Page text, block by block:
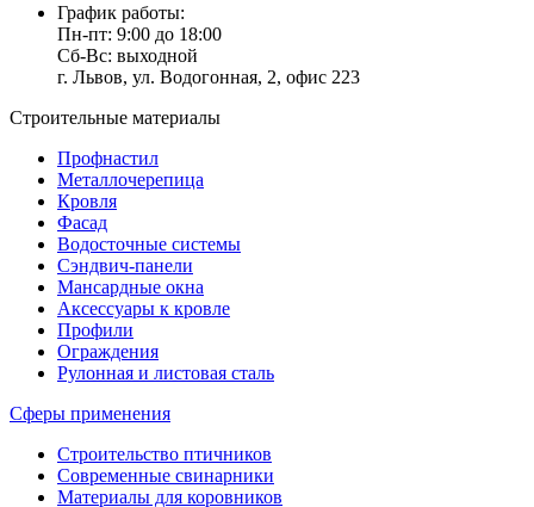
График работы:
Пн-пт: 9:00 до 18:00
Сб-Вс: выходной
г. Львов, ул. Водогонная, 2, офис 223
Строительные материалы
Профнастил
Металлочерепица
Кровля
Фасад
Водосточные системы
Сэндвич-панели
Мансардные окна
Аксессуары к кровле
Профили
Ограждения
Рулонная и листовая сталь
Сферы применения
Строительство птичников
Современные свинарники
Материалы для коровников